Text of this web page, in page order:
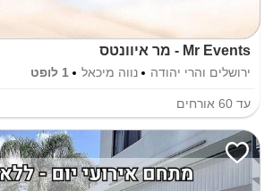
Mr Events - מר איוונטס
ירושלים והרי יהודה נווה מיכאל 1 לופט
עד 60 אורחים